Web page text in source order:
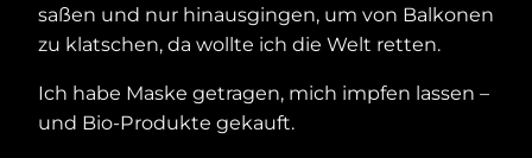
saßen und nur hinausgingen, um von Balkonen
zu klatschen, da wollte ich die Welt retten.
Ich habe Maske getragen, mich impfen lassen –
und Bio-Produkte gekauft.